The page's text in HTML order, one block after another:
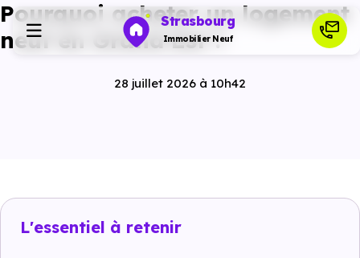
Strasbourg
Immobilier Neuf
Investir
Pourquoi acheter un logement
neuf en Grand Est ?
28 juillet 2026 à 10h42
L'essentiel à retenir